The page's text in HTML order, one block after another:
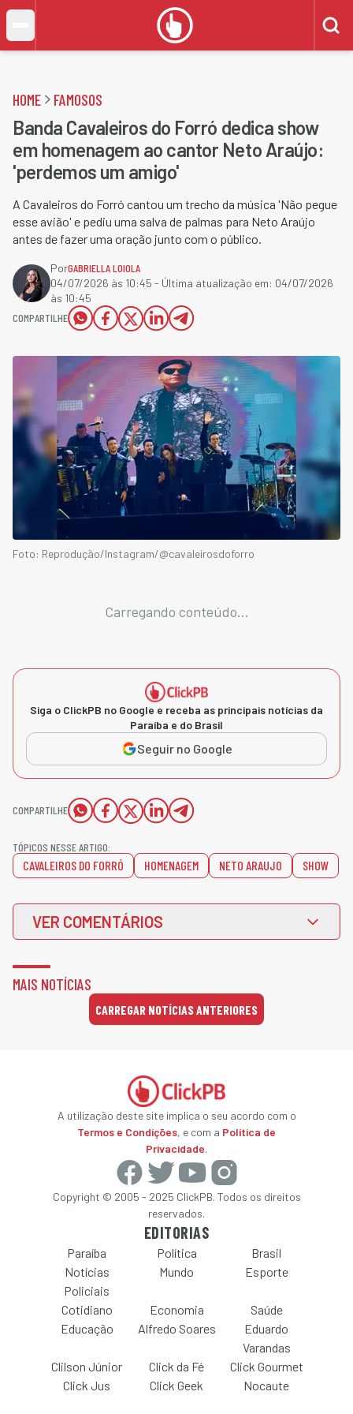
HOME FAMOSOS
Banda Cavaleiros do Forró dedica show
em homenagem ao cantor Neto Araújo:
'perdemos um amigo'
A Cavaleiros do Forró cantou um trecho da música 'Não pegue
esse avião' e pediu uma salva de palmas para Neto Araújo
antes de fazer uma oração junto com o público.
PorGABRIELLA LOIOLA
04/07/2026 às 10:45 - Última atualização em: 04/07/2026
às 10:45
COMPARTILHE
Foto: Reprodução/Instagram/@cavaleirosdoforro
Carregando conteúdo...
Siga o ClickPB no Google e receba as principais notícias da
Paraíba e do Brasil
Seguir no Google
COMPARTILHE
TÓPICOS NESSE ARTIGO:
CAVALEIROS DO FORRÓ HOMENAGEM NETO ARAUJO SHOW
VER COMENTÁRIOS
MAIS NOTÍCIAS
CARREGAR NOTÍCIAS ANTERIORES
A utilização deste site implica o seu acordo com o
Termos e Condições, e com a Política de
Privacidade.
Copyright © 2005 - 2025 ClickPB. Todos os direitos
reservados.
EDITORIAS
Paraíba Política
Brasil
Notícias
Policiais
Mundo Esporte
Cotidiano Economia
Saúde
Educação
Alfredo Soares
Eduardo
Varandas
Clilson Júnior
Click da Fé
Click Gourmet
Click Jus
Click Geek Nocaute